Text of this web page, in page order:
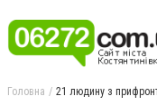
Головна 21 людину з